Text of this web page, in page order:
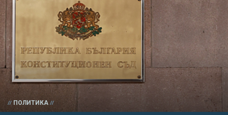
ПОЛИТИКА